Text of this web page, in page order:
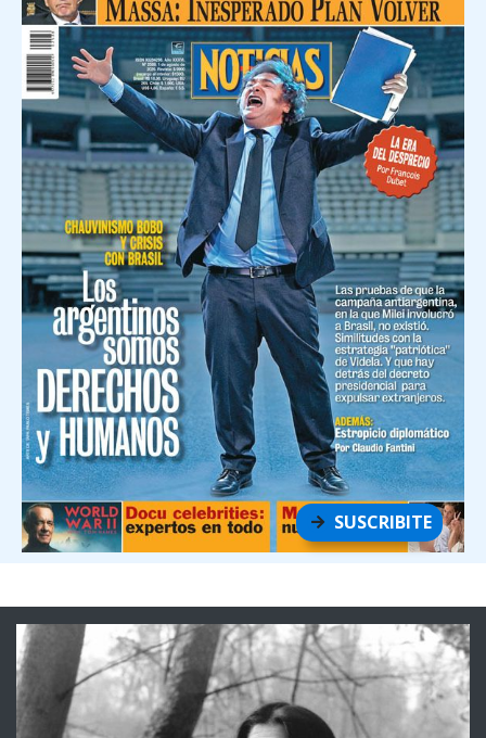
SUSCRIBITE